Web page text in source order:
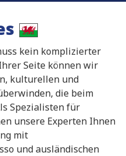
kein komplizierter
Seite können wir
kulturellen und
die beim
Spezialisten für
unsere Experten Ihnen
mit
und ausländischen